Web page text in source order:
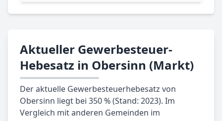
Aktueller Gewerbesteuer-
Hebesatz in Obersinn (Markt)
Der aktuelle Gewerbesteuerhebesatz von
Obersinn liegt bei 350 % (Stand: 2023). Im
Vergleich mit anderen Gemeinden im